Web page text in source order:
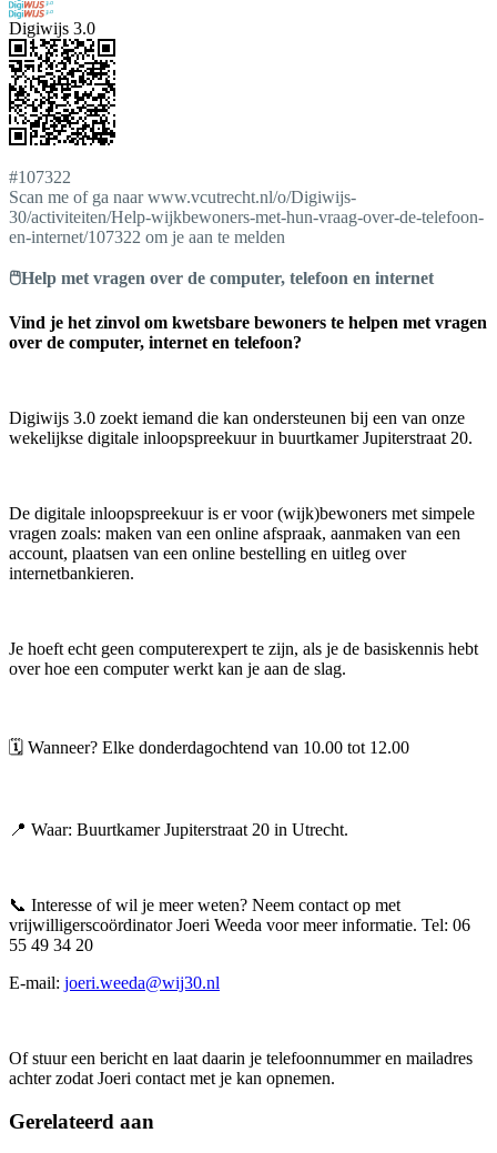
Digiwijs 3.0
#107322
Scan me of ga naar www.vcutrecht.nl/o/Digiwijs-
30/activiteiten/Help-wijkbewoners-met-hun-vraag-over-de-telefoon-
en-internet/107322 om je aan te melden
🖱️Help met vragen over de computer, telefoon en internet
Vind je het zinvol om kwetsbare bewoners te helpen met vragen
over de computer, internet en telefoon?
Digiwijs 3.0 zoekt iemand die kan ondersteunen bij een van onze
wekelijkse digitale inloopspreekuur in buurtkamer Jupiterstraat 20.
De digitale inloopspreekuur is er voor (wijk)bewoners met simpele
vragen zoals: maken van een online afspraak, aanmaken van een
account, plaatsen van een online bestelling en uitleg over
internetbankieren.
Je hoeft echt geen computerexpert te zijn, als je de basiskennis hebt
over hoe een computer werkt kan je aan de slag.
🗓️ Wanneer? Elke donderdagochtend van 10.00 tot 12.00
📍 Waar: Buurtkamer Jupiterstraat 20 in Utrecht.
📞 Interesse of wil je meer weten? Neem contact op met
vrijwilligerscoördinator Joeri Weeda voor meer informatie. Tel: 06
55 49 34 20
E-mail: joeri.weeda@wij30.nl
Of stuur een bericht en laat daarin je telefoonnummer en mailadres
achter zodat Joeri contact met je kan opnemen.
Gerelateerd aan